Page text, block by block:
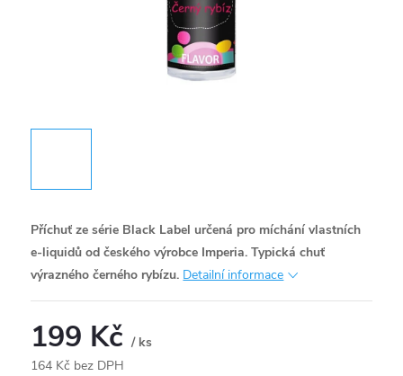
Příchuť ze série Black Label určená pro míchání vlastních
e-liquidů od českého výrobce Imperia. Typická chuť
výrazného černého rybízu. Detailní informace
199 Kč/ ks
164 Kč bez DPH